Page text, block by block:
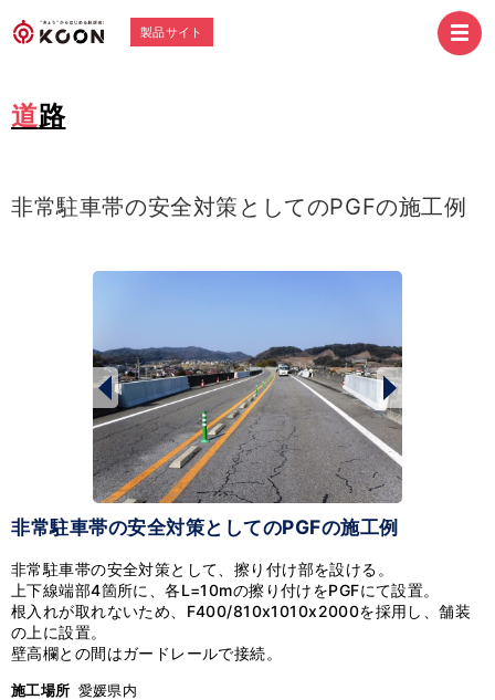
製品サイト
道路
非常駐車帯の安全対策としてのPGFの施工例
非常駐車帯の安全対策としてのPGFの施工例
非常駐車帯の安全対策として、擦り付け部を設ける。
上下線端部4箇所に、各L=10mの擦り付けをPGFにて設置。
根入れが取れないため、F400/810x1010x2000を採用し、舗装
の上に設置。
壁高欄との間はガードレールで接続。
施工場所 愛媛県内